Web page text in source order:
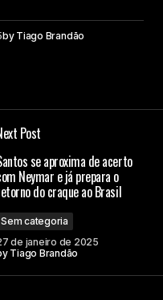
by Tiago Brandão
Post
se aproxima de acerto
Neymar e já prepara o
do craque ao Brasil
Sem categoria
de janeiro de 2025
Tiago Brandão